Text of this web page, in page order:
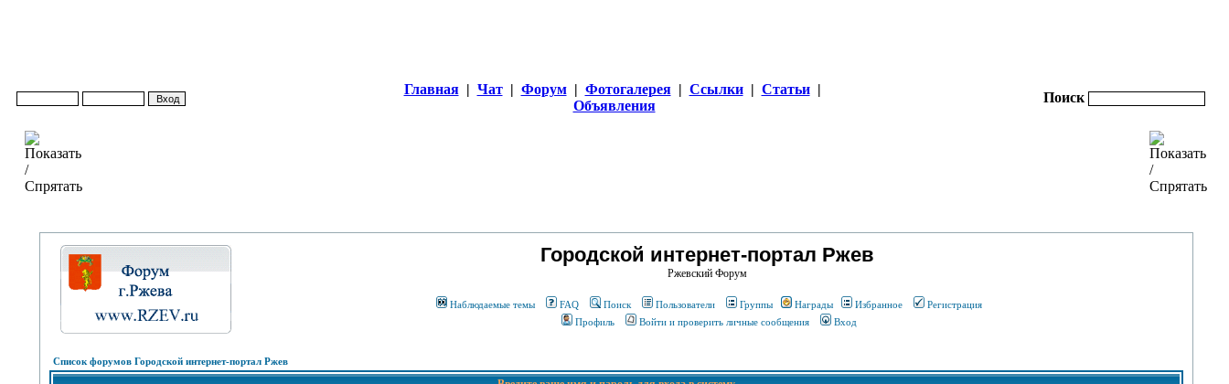
Главная | Чат | Форум | Фотогалерея | Ссылки | Статьи |
Объявления
Поиск
Городской интернет-портал Ржев
Ржевский Форум
Наблюдаемые темы FAQ Поиск Пользователи Группы Награды Избранное
Регистрация
Профиль
Войти и проверить личные сообщения Вход
Список форумов Городской интернет-портал Ржев